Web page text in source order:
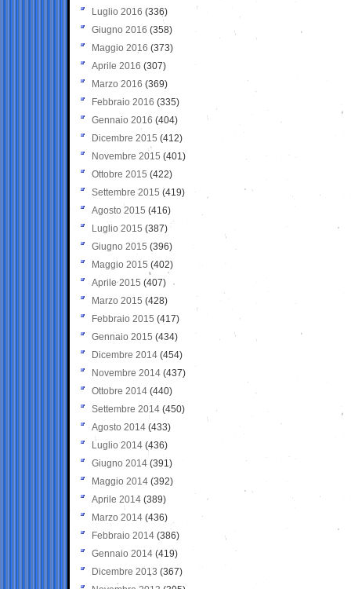
Luglio 2016 (336)
Giugno 2016 (358)
Maggio 2016 (373)
Aprile 2016 (307)
Marzo 2016 (369)
Febbraio 2016 (335)
Gennaio 2016 (404)
Dicembre 2015 (412)
Novembre 2015 (401)
Ottobre 2015 (422)
Settembre 2015 (419)
Agosto 2015 (416)
Luglio 2015 (387)
Giugno 2015 (396)
Maggio 2015 (402)
Aprile 2015 (407)
Marzo 2015 (428)
Febbraio 2015 (417)
Gennaio 2015 (434)
Dicembre 2014 (454)
Novembre 2014 (437)
Ottobre 2014 (440)
Settembre 2014 (450)
Agosto 2014 (433)
Luglio 2014 (436)
Giugno 2014 (391)
Maggio 2014 (392)
Aprile 2014 (389)
Marzo 2014 (436)
Febbraio 2014 (386)
Gennaio 2014 (419)
Dicembre 2013 (367)